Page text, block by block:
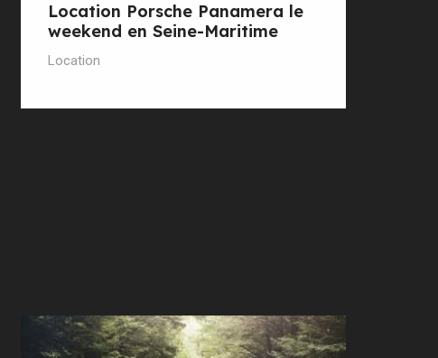
Location Porsche Panamera le
weekend en Seine-Maritime
Location